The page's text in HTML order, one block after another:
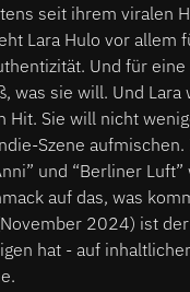
seit ihrem viralen
Lara Hulo vor allem
Und für
was sie will. Und
Hit. Sie will nicht
Szene aufmischen.
und “Berliner
auf das, was
2024) ist
hat - auf